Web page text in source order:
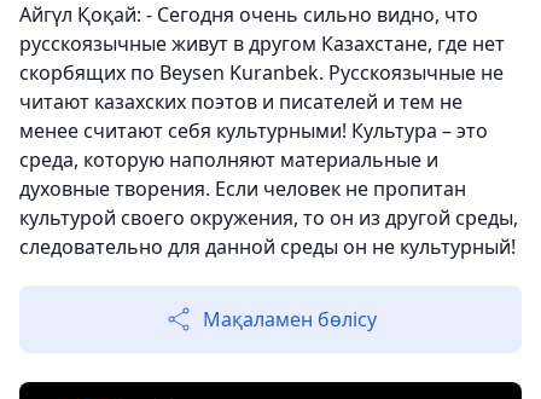
Айгүл Қоқай: - Сегодня очень сильно видно, что
русскоязычные живут в другом Казахстане, где нет
скорбящих по Beysen Kuranbek. Русскоязычные не
читают казахских поэтов и писателей и тем не
менее считают себя культурными! Культура – это
среда, которую наполняют материальные и
духовные творения. Если человек не пропитан
культурой своего окружения, то он из другой среды,
следовательно для данной среды он не культурный!
Мақаламен бөлісу